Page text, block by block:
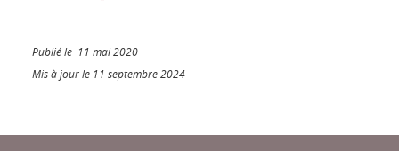
Publié le 11 mai 2020
Mis à jour le 11 septembre 2024